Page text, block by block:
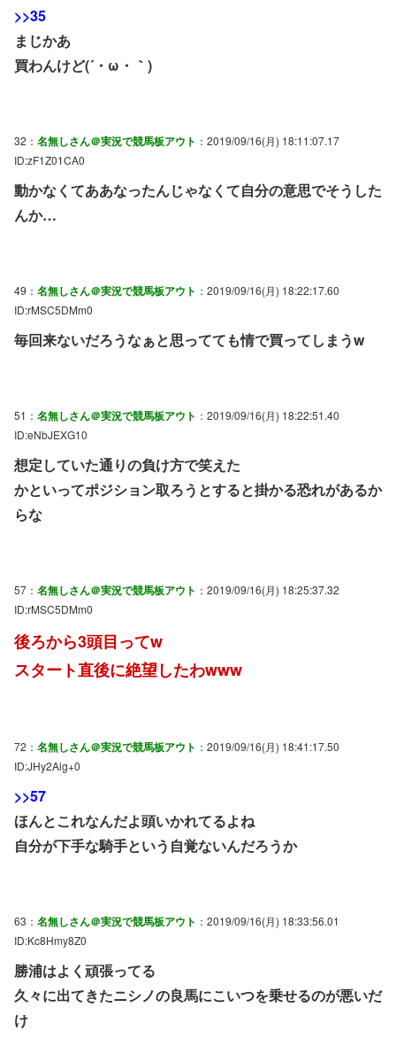
>>35
まじかあ
買わんけど(´・ω・｀)
32： 名無しさん＠実況で競馬板アウト ：2019/09/16(月) 18:11:07.17
ID:zF1Z01CA0
動かなくてああなったんじゃなくて自分の意思でそうした
んか…
49： 名無しさん＠実況で競馬板アウト ：2019/09/16(月) 18:22:17.60
ID:rMSC5DMm0
毎回来ないだろうなぁと思ってても情で買ってしまうw
51： 名無しさん＠実況で競馬板アウト ：2019/09/16(月) 18:22:51.40
ID:eNbJEXG10
想定していた通りの負け方で笑えた
かといってポジション取ろうとすると掛かる恐れがあるか
らな
57： 名無しさん＠実況で競馬板アウト ：2019/09/16(月) 18:25:37.32
ID:rMSC5DMm0
後ろから3頭目ってw
スタート直後に絶望したわwww
72： 名無しさん＠実況で競馬板アウト ：2019/09/16(月) 18:41:17.50
ID:JHy2Aig+0
>>57
ほんとこれなんだよ頭いかれてるよね
自分が下手な騎手という自覚ないんだろうか
63： 名無しさん＠実況で競馬板アウト ：2019/09/16(月) 18:33:56.01
ID:Kc8Hmy8Z0
勝浦はよく頑張ってる
久々に出てきたニシノの良馬にこいつを乗せるのが悪いだ
け